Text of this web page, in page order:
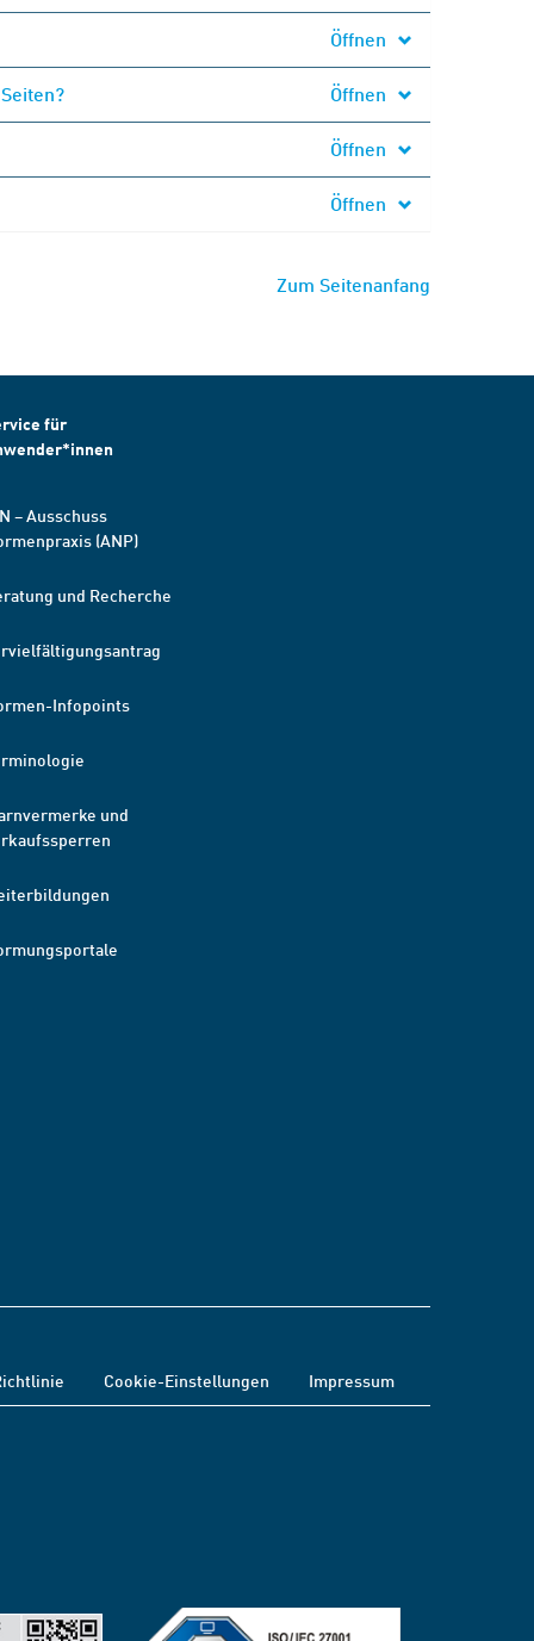
Öffnen
Öffnen
Öffnen
Öffnen
Zum Seitenanfang
für
– Ausschuss
(ANP)
und Recherche
Infopoints
und
Cookie-Einstellungen Impressum